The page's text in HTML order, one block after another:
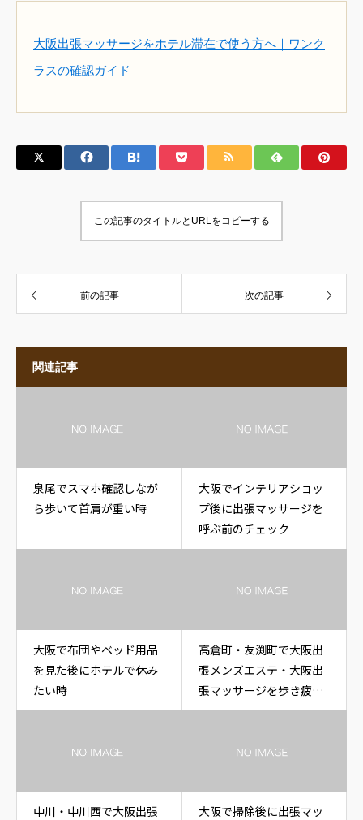
大阪出張マッサージをホテル滞在で使う方へ｜ワンク
ラスの確認ガイド
この記事のタイトルとURLをコピーする
前の記事 次の記事
関連記事
泉尾でスマホ確認しなが
ら歩いて首肩が重い時
大阪でインテリアショッ
プ後に出張マッサージを
呼ぶ前のチェック
大阪で布団やベッド用品
を見た後にホテルで休み
たい時
高倉町・友渕町で大阪出
張メンズエステ・大阪出
張マッサージを歩き疲れ
た後に休みたい時
中川・中川西で大阪出張
大阪で掃除後に出張マッ